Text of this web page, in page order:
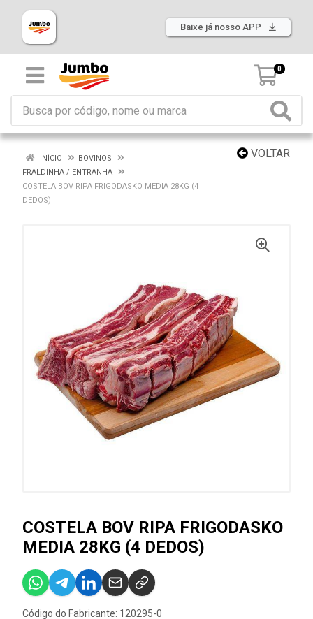
Baixe já nosso APP
0
VOLTAR
INÍCIO
BOVINOS
FRALDINHA / ENTRANHA
COSTELA BOV RIPA FRIGODASKO MEDIA 28KG (4
DEDOS)
COSTELA BOV RIPA FRIGODASKO
MEDIA 28KG (4 DEDOS)
Código do Fabricante: 120295-0